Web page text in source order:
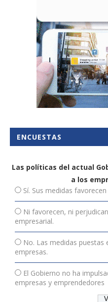
ENCUESTAS
Las políticas del actual
a los
Sí. Sus medidas
Ni favorecen, ni
empresarial.
No. Las medidas puestas
empresas.
El Gobierno no ha
empresas y emprendedores